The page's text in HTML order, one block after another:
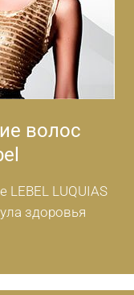
волос
LUQUIAS
здоровья